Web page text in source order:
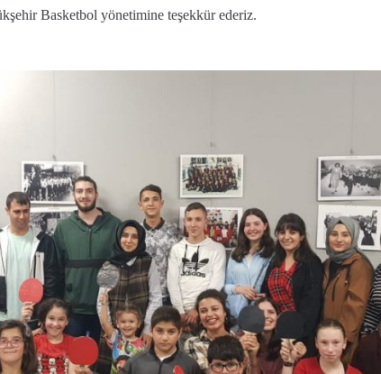
Basketbol yönetimine teşekkür ederiz.